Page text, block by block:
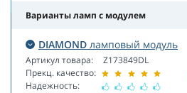
Варианты ламп с модулем
DIAMOND ламповый модуль
Артикул товара:
Прекц. качество:
Надежность:
Z173849DL